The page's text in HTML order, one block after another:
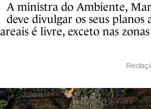
A ministra do Ambiente,
deve divulgar os seus planos
areais é livre, exceto nas